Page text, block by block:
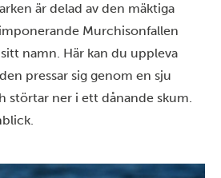
är delad av den mäktiga
Murchisonfallen
namn. Här kan du uppleva
pressar sig genom en sju
störtar ner i ett dånande skum.